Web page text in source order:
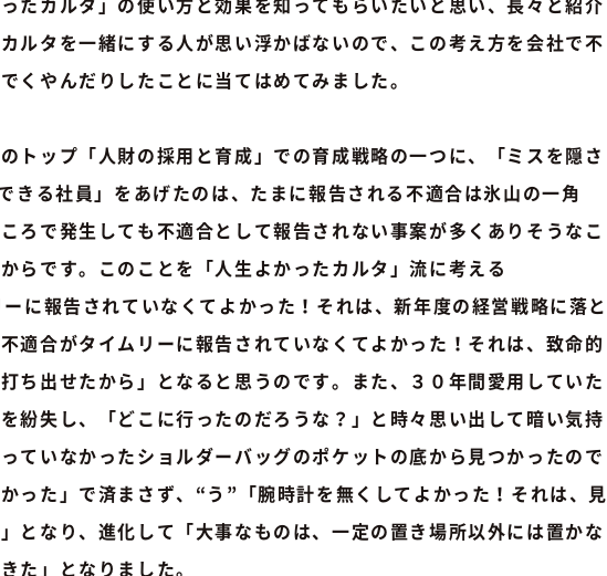
ルタを一緒にする人が思い浮かばないので、この考え方を会社で不
くやんだりしたことに当てはめてみました。
トップ「人財の採用と育成」での育成戦略の一つに、「ミスを隠さ
きる社員」をあげたのは、たまに報告される不適合は氷山の一角
ろで発生しても不適合として報告されない事案が多くありそうなこ
らです。このことを「人生よかったカルタ」流に考える
に報告されていなくてよかった！それは、新年度の経営戦略に落と
適合がタイムリーに報告されていなくてよかった！それは、致命的
ち出せたから」となると思うのです。また、３０年間愛用していた
紛失し、「どこに行ったのだろうな？」と時々思い出して暗い気持
ていなかったショルダーバッグのポケットの底から見つかったので
った」で済まさず、“う”「腕時計を無くしてよかった！それは、見
となり、進化して「大事なものは、一定の置き場所以外には置かな
た」となりました。